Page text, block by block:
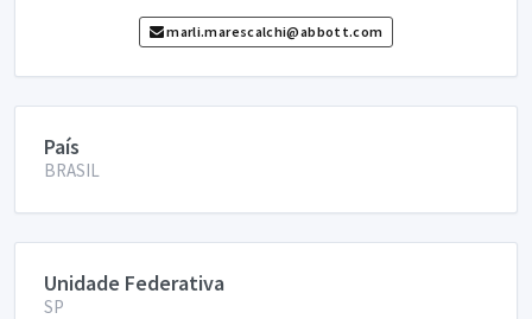
marli.marescalchi@abbott.com
País
BRASIL
Unidade Federativa
SP